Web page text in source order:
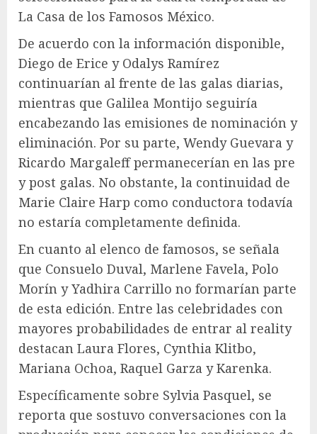
La Casa de los Famosos México.
De acuerdo con la información disponible,
Diego de Erice y Odalys Ramírez
continuarían al frente de las galas diarias,
mientras que Galilea Montijo seguiría
encabezando las emisiones de nominación y
eliminación. Por su parte, Wendy Guevara y
Ricardo Margaleff permanecerían en las pre
y post galas. No obstante, la continuidad de
Marie Claire Harp como conductora todavía
no estaría completamente definida.
En cuanto al elenco de famosos, se señala
que Consuelo Duval, Marlene Favela, Polo
Morín y Yadhira Carrillo no formarían parte
de esta edición. Entre las celebridades con
mayores probabilidades de entrar al reality
destacan Laura Flores, Cynthia Klitbo,
Mariana Ochoa, Raquel Garza y Karenka.
Específicamente sobre Sylvia Pasquel, se
reporta que sostuvo conversaciones con la